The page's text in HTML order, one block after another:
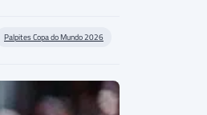
Palpites Copa do Mundo 2026